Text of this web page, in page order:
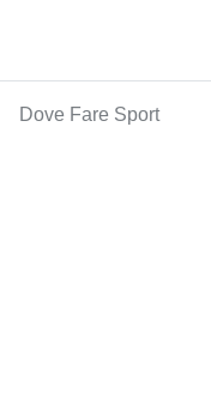
Dove Fare Sport